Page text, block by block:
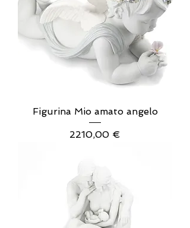
Figurina Mio amato angelo
Prezzo
2210,00 €